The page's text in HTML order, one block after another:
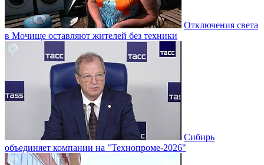
Отключения света
в Мочище оставляют жителей без техники
Сибирь
объединяет компании на "Технопроме-2026"